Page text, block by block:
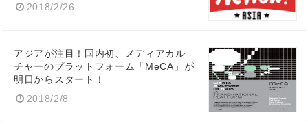
2018/2/26
アジアが注目！国内初、メディアカル
チャーのプラットフォーム「MeCA」が
明日からスタート！
2018/2/8